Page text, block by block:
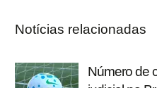
Notícias relacionadas
Número de